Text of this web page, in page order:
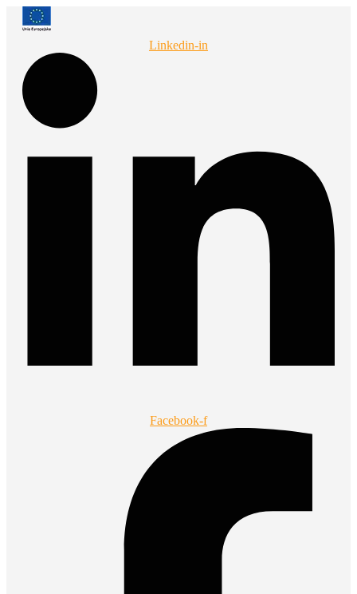
Przejdź
Linkedin-in
Facebook-f